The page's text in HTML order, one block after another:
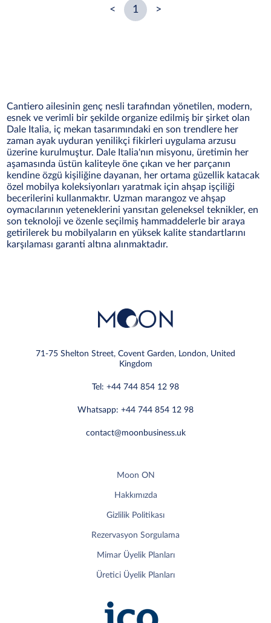
< 1 >
Cantiero ailesinin genç nesli tarafından yönetilen, modern,
esnek ve verimli bir şekilde organize edilmiş bir şirket olan
Dale Italia, iç mekan tasarımındaki en son trendlere her
zaman ayak uyduran yenilikçi fikirleri uygulama arzusu
üzerine kurulmuştur. Dale Italia'nın misyonu, üretimin her
aşamasında üstün kaliteyle öne çıkan ve her parçanın
kendine özgü kişiliğine dayanan, her ortama güzellik katacak
özel mobilya koleksiyonları yaratmak için ahşap işçiliği
becerilerini kullanmaktır. Uzman marangoz ve ahşap
oymacılarının yeteneklerini yansıtan geleneksel teknikler, en
son teknoloji ve özenle seçilmiş hammaddelerle bir araya
getirilerek bu mobilyaların en yüksek kalite standartlarını
karşılaması garanti altına alınmaktadır.
71-75 Shelton Street, Covent Garden, London, United
Kingdom
Tel: +44 744 854 12 98
Whatsapp: +44 744 854 12 98
contact@moonbusiness.uk
Moon ON
Hakkımızda
Gizlilik Politikası
Rezervasyon Sorgulama
Mimar Üyelik Planları
Üretici Üyelik Planları